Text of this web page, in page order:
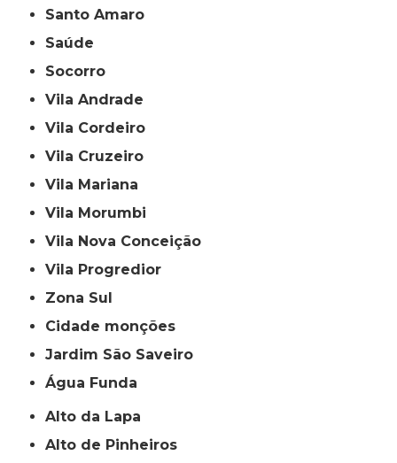
Santo Amaro
Saúde
Socorro
Vila Andrade
Vila Cordeiro
Vila Cruzeiro
Vila Mariana
Vila Morumbi
Vila Nova Conceição
Vila Progredior
Zona Sul
cidade monções
jardim São Saveiro
Água Funda
Alto da Lapa
Alto de Pinheiros